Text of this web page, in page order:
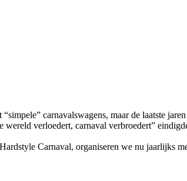
carnavalswagens, maar de laatste
verloedert, carnaval verbroedert”
Carnaval, organiseren we nu jaarlijks